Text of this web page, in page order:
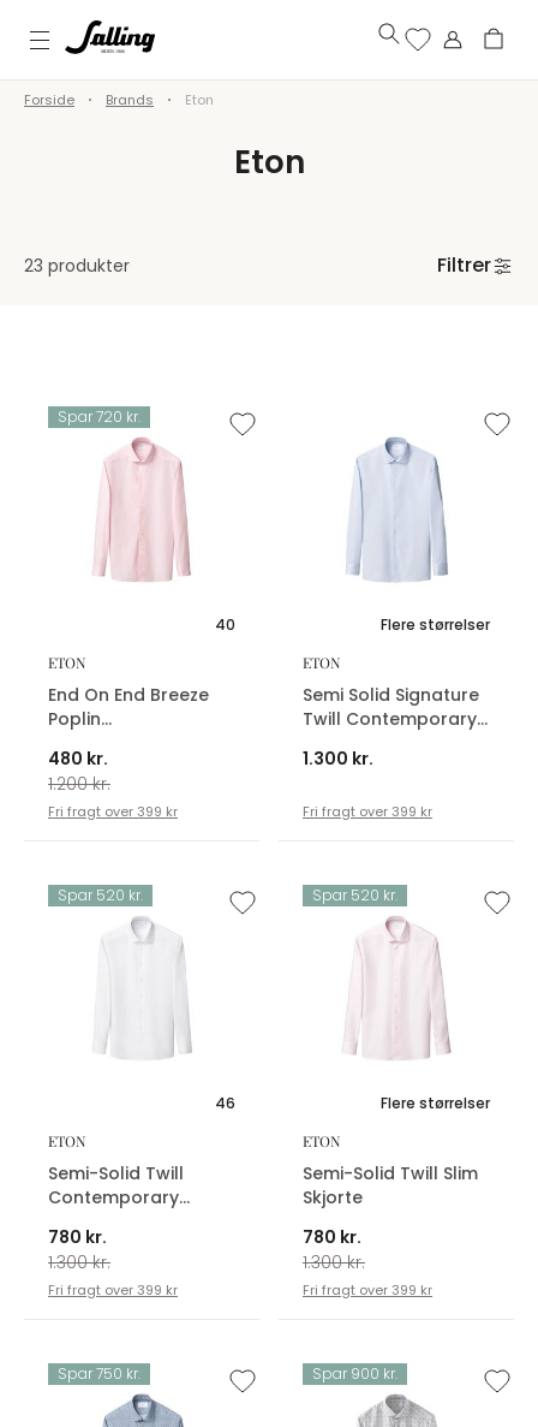
Forside Brands Eton
Eton
23 produkter Filtrer
Spar 720 kr.
40
ETON
End On End Breeze
Poplin
Skjorte
480 kr.
1.200 kr.
Fri fragt over 399 kr
Flere størrelser
ETON
Semi Solid Signature
Twill Contemporary
1.300 kr.
Fri fragt over 399 kr
Spar 520 kr.
46
ETON
Semi-Solid Twill
Contemporary
780 kr.
1.300 kr.
Fri fragt over 399 kr
Spar 520 kr.
Flere størrelser
ETON
Semi-Solid Twill Slim
Skjorte
780 kr.
1.300 kr.
Fri fragt over 399 kr
Spar 750 kr. Spar 900 kr.